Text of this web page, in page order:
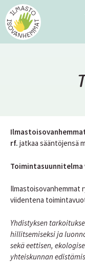
rf. jatkaa sääntöjensä
Toimintasuunnitelma
Ilmastoisovanhemmat
viidentena
Yhdistyksen
hillitsemiseksi ja
sekä eettisen,
yhteiskunnan